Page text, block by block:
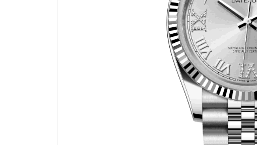
长沙市芙蓉区定王台街道建湘路393号世茂
郑州市二七区铭功路10号华润大厦写字楼29
太原市迎泽区解放路15号亨得利名表服务中
沈阳市沈河区中街路137号亨得利名表服务中
沈阳市沈河区中街路83号亨得利名表服务中
乌鲁木齐市天山区红山路26号时代广场（
温州市鹿城区锦绣路1067号置信广场10层
哈尔滨市道里区友谊西路600号富力中心T2座
大连市中山区人民路15号国际金融大厦7层G
佛山市禅城区季华五路57号万科金融中心C座